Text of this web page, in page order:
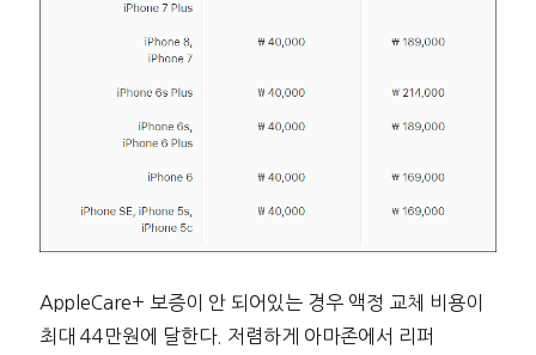
AppleCare+ 보증이 안 되어있는 경우 액정 교체 비용이
최대 44만원에 달한다. 저렴하게 아마존에서 리퍼